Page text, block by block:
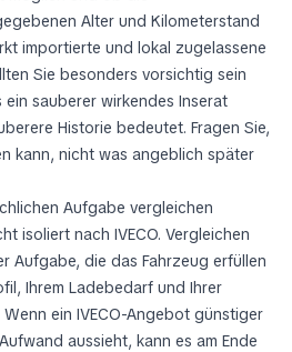
Alter und Kilometerstand
importierte und lokal zugelassene
Sie besonders vorsichtig sein
sauberer wirkendes Inserat
Historie bedeutet. Fragen Sie,
kann, nicht was angeblich später
Aufgabe vergleichen
isoliert nach IVECO. Vergleichen
Aufgabe, die das Fahrzeug erfüllen
Ihrem Ladebedarf und Ihrer
ein IVECO-Angebot günstiger
aussieht, kann es am Ende